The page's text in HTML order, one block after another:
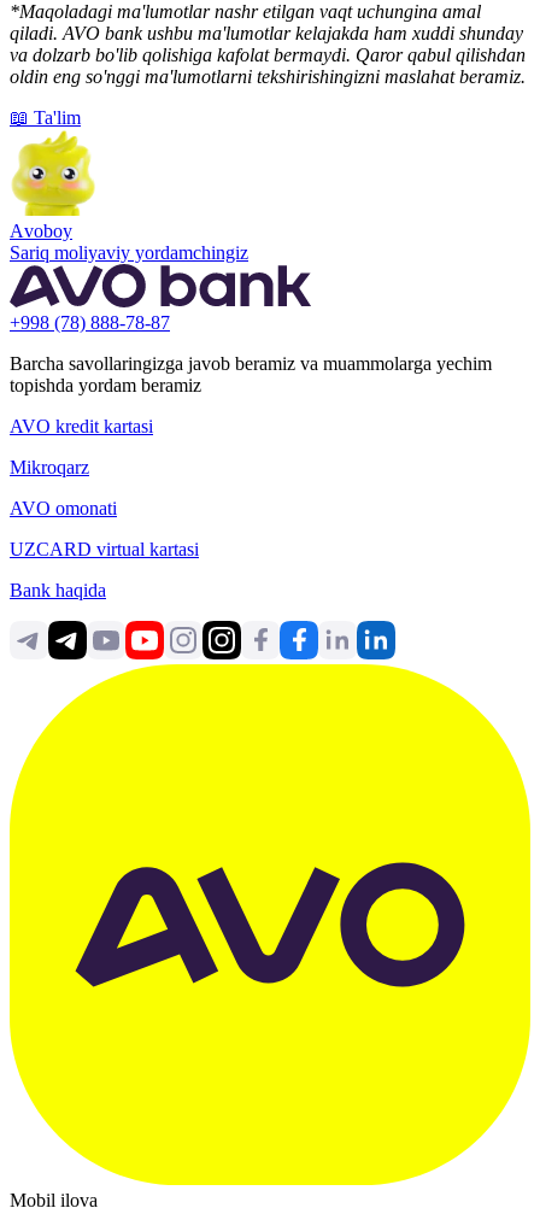
*Maqoladagi ma'lumotlar nashr etilgan vaqt uchungina amal
qiladi. AVO bank ushbu ma'lumotlar kelajakda ham xuddi shunday
va dolzarb bo'lib qolishiga kafolat bermaydi. Qaror qabul qilishdan
oldin eng so'nggi ma'lumotlarni tekshirishingizni maslahat beramiz.
📖 Ta'lim
Аvoboy
Sariq moliyaviy yordamchingiz
+998 (78) 888-78-87
Barcha savollaringizga javob beramiz va muammolarga yechim
topishda yordam beramiz
AVO kredit kartasi
Mikroqarz
AVO omonati
UZCARD virtual kartasi
Bank haqida
Mobil ilova